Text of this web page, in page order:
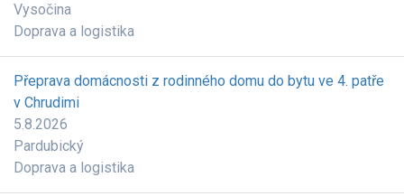
Vysočina
Doprava a logistika
Přeprava domácnosti z rodinného domu do bytu ve 4. patře
v Chrudimi
5.8.2026
Pardubický
Doprava a logistika